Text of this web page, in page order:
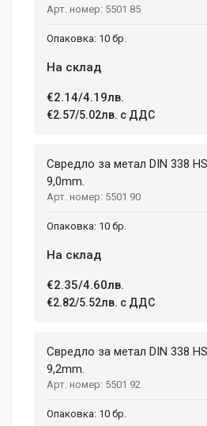
5501 85
10 бр.
На склад
€2.14/4.19лв.
€2.57/5.02лв. с ДДС
Свредло за метал DIN 338
9,0mm.
5501 90
10 бр.
На склад
€2.35/4.60лв.
€2.82/5.52лв. с ДДС
Свредло за метал DIN 338
9,2mm.
5501 92
10 бр.